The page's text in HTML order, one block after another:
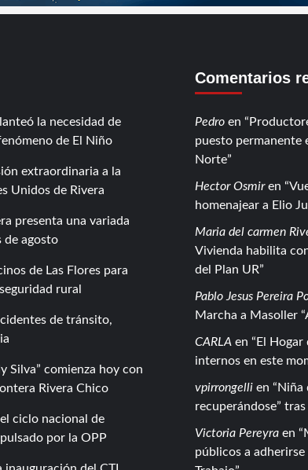
la necesidad de
de El Niño
extraordinaria a la
Unidos de Rivera
presenta una variada
de agosto
de Las Flores para
rural
de tránsito,
Silva” comienza hoy con
Rivera Chico
ciclo nacional de
por la OPP
Comentarios
Pedroen
puesto permanente
Norte
Hector Osmiren
homenajear a Elio
Maria del carmen
Vivienda habilita
del Plan UR
Pablo Jesus Pereira
Marcha a Masoller
CARLA en
El Hogar
internos en este
vpirrongellien
Niña
recuperándose”
Victoria Pereyraen
públicos a